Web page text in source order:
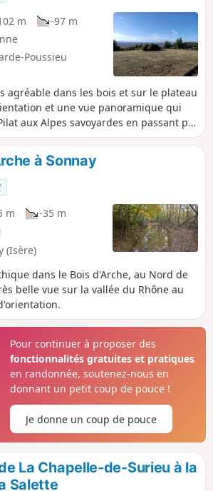
m
-97 m
Poussieu
agréable dans les bois et sur le plateau
et une vue panoramique qui
aux Alpes savoyardes en passant par
du Rhône. Attention, comme presque
sur un sentier dans les bois, il est
le faire par temps de pluie et même
à Sonnay
m
-35 m
(Isère)
dans le Bois d'Arche, au Nord de
belle vue sur la vallée du Rhône au
Pour continuer à proposer des
fonctionnalités gratuites et pratiques
en randonnée, soutenez-nous en
donnant un petit coup de pouce !
Je donne un coup de pouce
La Chapelle-de-Surieu à la
Salette